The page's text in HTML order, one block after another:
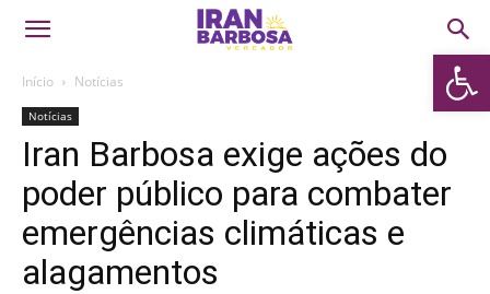
Abrir
Início Notícias
Notícias
Iran Barbosa exige ações do
poder público para combater
emergências climáticas e
alagamentos